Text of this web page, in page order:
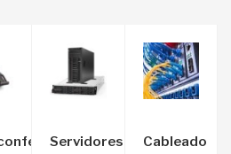
Servidores
Cableado